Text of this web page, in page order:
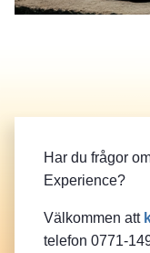
Har du frågor
Experience?
Välkommen att
telefon 0771-